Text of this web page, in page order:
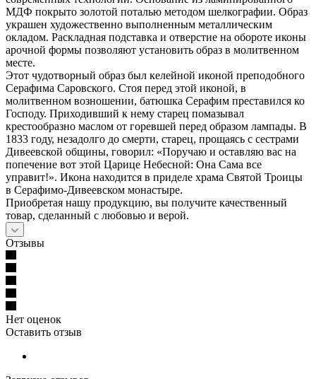
МДФ покрыто золотой поталью методом шелкографии. Образ
украшен художественно выполненным металлическим
окладом. Раскладная подставка и отверстие на обороте иконы
арочной формы позволяют установить образ в молитвенном
месте.
Этот чудотворный образ был келейной иконой преподобного
Серафима Саровского. Стоя перед этой иконой, в
молитвенном возношении, батюшка Серафим преставился ко
Господу. Приходивший к нему старец помазывал
крестообразно маслом от горевшей перед образом лампады. В
1833 году, незадолго до смерти, старец, прощаясь с сестрами
Дивеевской общины, говорил: «Поручаю и оставляю вас на
попечение вот этой Царице Небесной: Она Сама все
управит!». Икона находится в приделе храма Святой Троицы
в Серафимо-Дивеевском монастыре.
Приобретая нашу продукцию, вы получите качественный
товар, сделанный с любовью и верой.
Отзывы
Нет оценок
Оставить отзыв